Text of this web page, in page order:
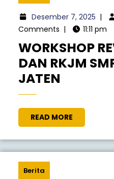
Desember 7, 2025 |
Comments | 11:11 pm
WORKSHOP
DAN RKJM
JATEN
READ MORE
Berita